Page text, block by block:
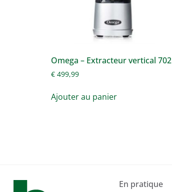
Omega – Extracteur vertical 702
€ 499,99
Ajouter au panier
En pratique